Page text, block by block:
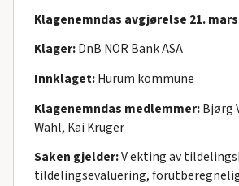
Klagenemndas avgjørelse 21. mars
Klager:DnB NOR Bank ASA
Innklaget:Hurum kommune
Klagenemndas medlemmer:Bjørg
Wahl, Kai Krüger
Saken gjelder:V ekting av
tildelingsevaluering,